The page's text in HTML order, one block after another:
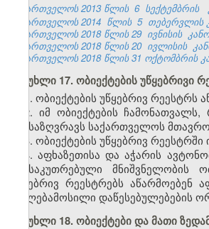
საქართველოს 2013 წლის 6 სექტემბრის
საქართველოს 2014 წლის 5 თებერვლის
საქართველოს 2018 წლის 29 ივნისის
საქართველოს 2018 წლის 20 ივლისის
საქართველოს 2018 წლის 31 ოქტომბრის
მუხლი 17. ობიექტების უწყებრივი
1. ობიექტების უწყებრივ
2. იმ ობიექტების
განსაზღვრავს საქართველოს
3. ობიექტების უწყებრივ
4. აფხაზეთისა და აჭარის
განსაკუთრებული მნიშვნელობის
უწყებრივ რეესტრებს
უფლებამოსილი დაწესებულებების
მუხლი 18. ობიექტები და მათი